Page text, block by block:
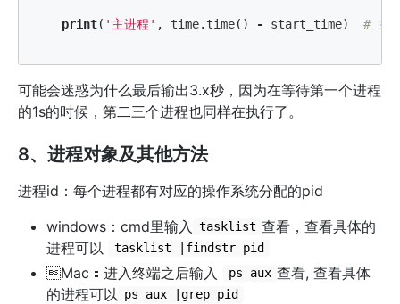
print( '主进程' , time. time() - start_time)
可能会迷惑为什么最后输出3.x秒，因为在等待第一个进程
的1s的时候，第二三个进程也同样在执行了。
8、进程对象及其他方法
进程id：每个进程都有对应的操作系统分配的pid
windows：cmd里输入
tasklist 查看，查看具体的
进程可以
tasklist |findstr pid
Mac：进入终端之后输入 ps aux 查看, 查看具体
的进程可以
ps aux |grep pid